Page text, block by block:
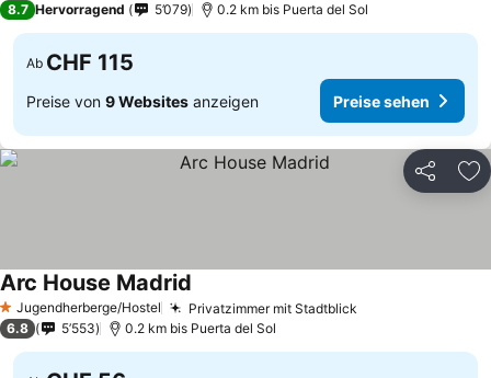
8.7 Hervorragend 5’079 0.2 km bis Puerta del Sol
Ab CHF 115
Preise von 9 Websites anzeigen Preise sehen
Teilen
1 Sterne
Jugendherberge/Hostel Privatzimmer mit Stadtblick
Arc House Madrid
6.8 5’553 0.2 km bis Puerta del Sol